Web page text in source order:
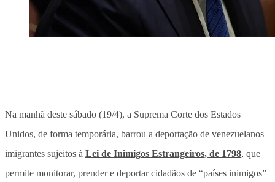
Na manhã deste sábado (19/4), a Suprema Corte dos Estados
Unidos, de forma temporária, barrou a deportação de venezuelanos
imigrantes sujeitos à Lei de Inimigos Estrangeiros, de 1798, que
permite monitorar, prender e deportar cidadãos de “países inimigos”